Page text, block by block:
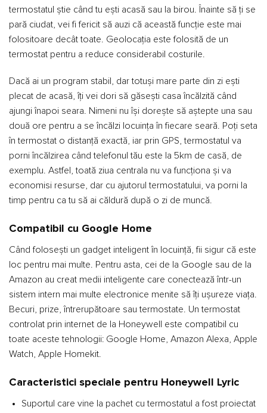
termostatul știe când tu ești acasă sau la birou. Înainte să ți se
pară ciudat, vei fi fericit să auzi că această funcție este mai
folositoare decât toate. Geolocația este folosită de un
termostat pentru a reduce considerabil costurile.
Dacă ai un program stabil, dar totuși mare parte din zi ești
plecat de acasă, îți vei dori să găsești casa încălzită când
ajungi înapoi seara. Nimeni nu își dorește să aștepte una sau
două ore pentru a se încălzi locuința în fiecare seară. Poți seta
în termostat o distanță exactă, iar prin GPS, termostatul va
porni încălzirea când telefonul tău este la 5km de casă, de
exemplu. Astfel, toată ziua centrala nu va funcționa și va
economisi resurse, dar cu ajutorul termostatului, va porni la
timp pentru ca tu să ai căldură după o zi de muncă.
Compatibil cu Google Home
Când folosești un gadget inteligent în locuință, fii sigur că este
loc pentru mai multe. Pentru asta, cei de la Google sau de la
Amazon au creat medii inteligente care conectează într-un
sistem intern mai multe electronice menite să îți ușureze viața.
Becuri, prize, întrerupătoare sau termostate. Un termostat
controlat prin internet de la Honeywell este compatibil cu
toate aceste tehnologii: Google Home, Amazon Alexa, Apple
Watch, Apple Homekit.
Caracteristici speciale pentru Honeywell Lyric
Suportul care vine la pachet cu termostatul a fost proiectat